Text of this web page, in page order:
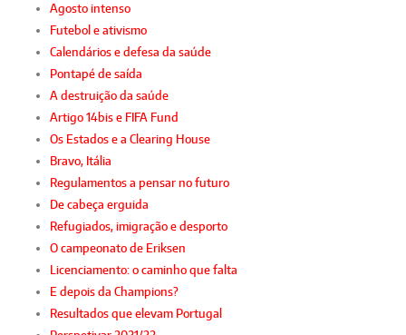
Agosto intenso
Futebol e ativismo
Calendários e defesa da saúde
Pontapé de saída
A destruição da saúde
Artigo 14bis e FIFA Fund
Os Estados e a Clearing House
Bravo, Itália
Regulamentos a pensar no futuro
De cabeça erguida
Refugiados, imigração e desporto
O campeonato de Eriksen
Licenciamento: o caminho que falta
E depois da Champions?
Resultados que elevam Portugal